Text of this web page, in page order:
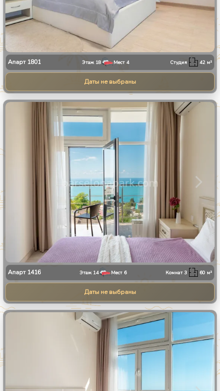
Апарт 1801 Этаж 18 Мест 4 Студия 42 м²
Даты не выбраны
1 30
Апарт 1416 Этаж 14 Мест 6 Комнат3 60 м²
Даты не выбраны